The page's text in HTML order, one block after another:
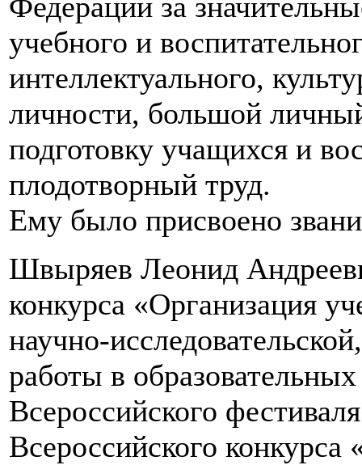
учебного и
интеллектуального,
личности, большой
подготовку учащихся и
плодотворный труд.
Ему было присвоено
Швыряев Леонид
конкурса «Организация
научно-
работы в
Всероссийского
Всероссийского